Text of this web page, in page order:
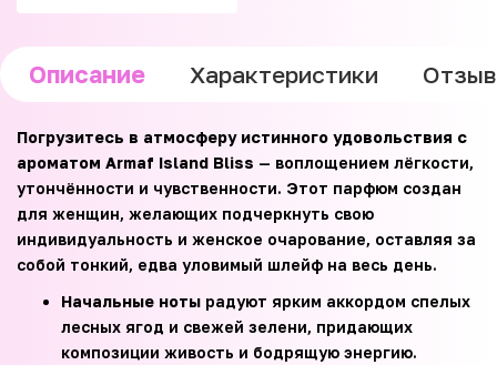
Описание Характеристики
Погрузитесь в атмосферу истинного удовольствия с
ароматом Armaf Island Bliss — воплощением лёгкости,
утончённости и чувственности. Этот парфюм создан
для женщин, желающих подчеркнуть свою
индивидуальность и женское очарование, оставляя за
собой тонкий, едва уловимый шлейф на весь день.
Начальные ноты радуют ярким аккордом спелых
лесных ягод и свежей зелени, придающих
композиции живость и бодрящую энергию.